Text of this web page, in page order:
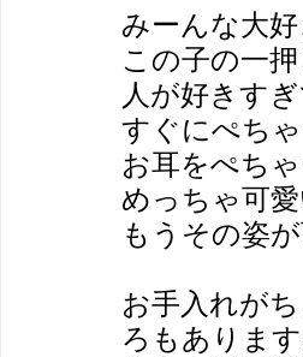
みーんな大
この子の一押
人が好きす
すぐにぺち
お耳をぺち
めっちゃ可
もうその姿
お手入れが
ろもありま